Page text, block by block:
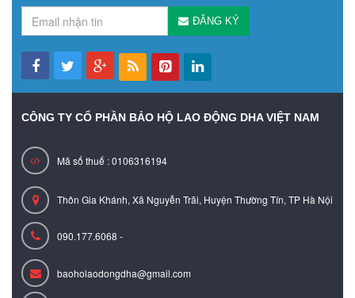
ĐĂNG KÝ
CÔNG TY CỔ PHẦN BẢO HỘ LAO ĐỘNG DHA VIỆT NAM
Mã số thuế : 0106316194
Thôn Gia Khánh, Xã Nguyễn Trãi, Huyện Thường Tín, TP Hà Nội
090.177.6068 -
baoholaodongdha@gmail.com